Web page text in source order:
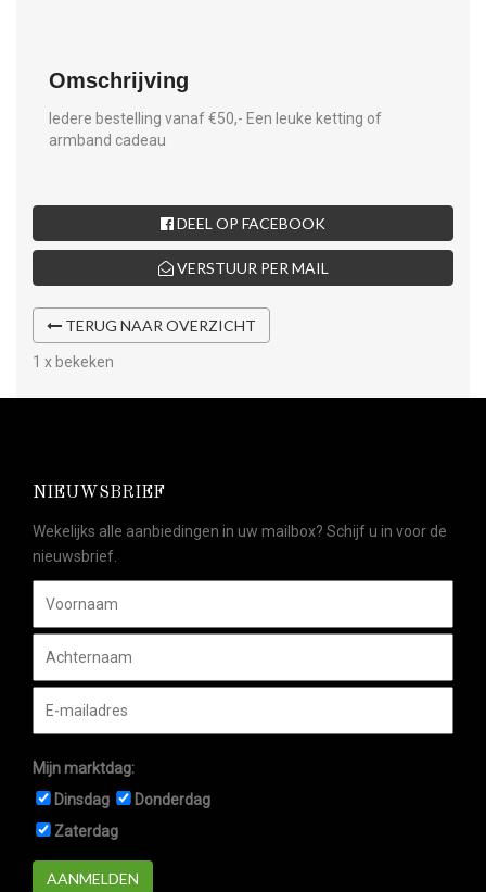
Omschrijving
Iedere bestelling vanaf €50,- Een leuke ketting of
armband cadeau
DEEL OP FACEBOOK
VERSTUUR PER MAIL
TERUG NAAR OVERZICHT
1 x bekeken
NIEUWSBRIEF
Wekelijks alle aanbiedingen in uw mailbox? Schijf u in voor de
nieuwsbrief.
Mijn marktdag:
Dinsdag
Donderdag
Zaterdag
AANMELDEN